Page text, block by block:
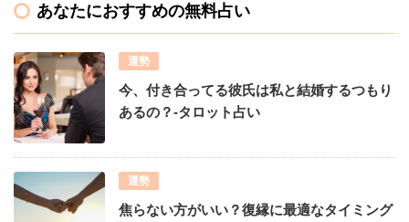
あなたにおすすめの無料占い
運勢
今、付き合ってる彼氏は私と結婚するつもり
あるの？-タロット占い
運勢
焦らない方がいい？復縁に最適なタイミング